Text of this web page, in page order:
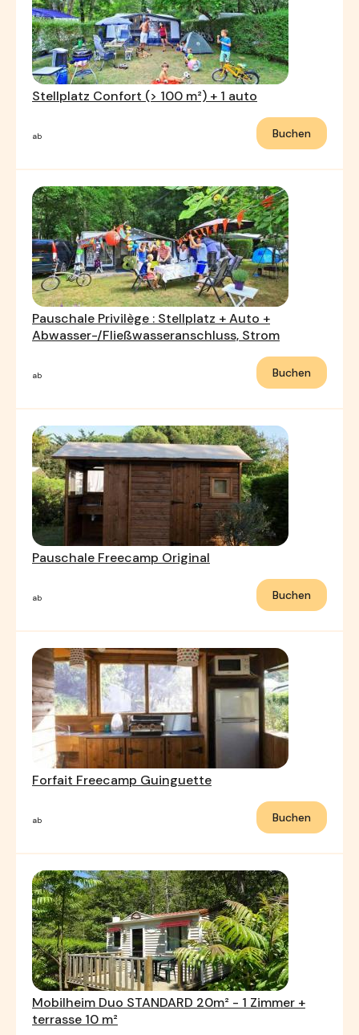
Stellplatz Confort (> 100 m²) + 1 auto
ab Buchen
Pauschale Privilège : Stellplatz + Auto +
Abwasser-/Fließwasseranschluss, Strom
ab Buchen
Pauschale Freecamp Original
ab Buchen
Forfait Freecamp Guinguette
ab Buchen
Mobilheim Duo STANDARD 20m² - 1 Zimmer +
terrasse 10 m²